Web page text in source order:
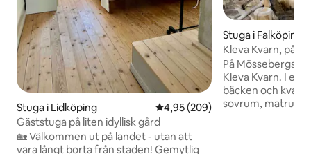
Stuga i Lidköping 4,95 av 5 i genomsnittligt
4,95 (209)
Gäststuga på liten idyllisk gård
🏡 Välkommen ut på landet - utan att
vara långt borta från staden! Gemytlig
Stuga i Falköping
Kleva Kvarn, på
miljö
På Mössebergs
Kleva Kvarn. I ett
bäcken och
sovrum, matrum, pentry (inte för